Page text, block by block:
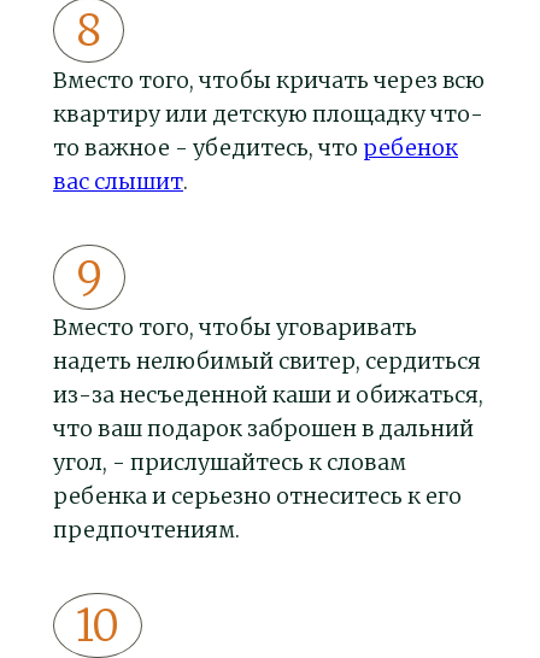
Вместо того, чтобы кричать через всю
квартиру или детскую площадку что-
то важное - убедитесь, что ребенок
вас слышит.
Вместо того, чтобы уговаривать
надеть нелюбимый свитер, сердиться
из-за несъеденной каши и обижаться,
что ваш подарок заброшен в дальний
угол, - прислушайтесь к словам
ребенка и серьезно отнеситесь к его
предпочтениям.